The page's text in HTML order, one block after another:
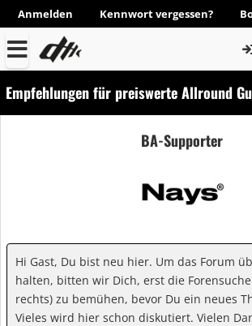
Anmelden Kennwort vergessen?
Empfehlungen für preiswerte Allround
BA-Supporter
Hi Gast, Du bist neu hier. Um das Forum
halten, bitten wir Dich, erst die
rechts) zu bemühen, bevor Du ein neues
Vieles wird hier schon diskutiert. Vielen